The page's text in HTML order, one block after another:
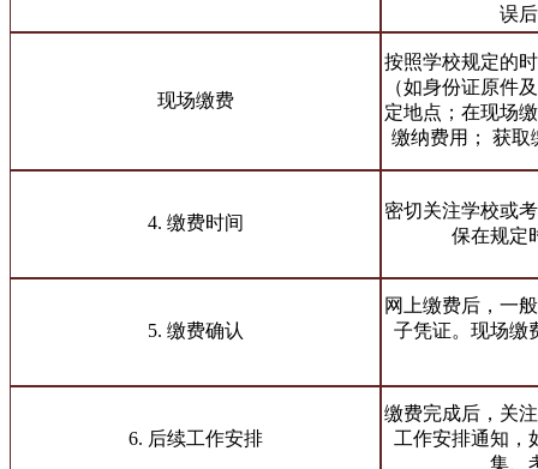
误
现场缴费
按照学校规定的
（如身份证原件
定地点；在现场
缴纳费用； 获取
4. 缴费时间
密切关注学校或
保在规定
5. 缴费确认
网上缴费后，一
子凭证。现场缴
6. 后续工作安排
缴费完成后，关
工作安排通知，
集、